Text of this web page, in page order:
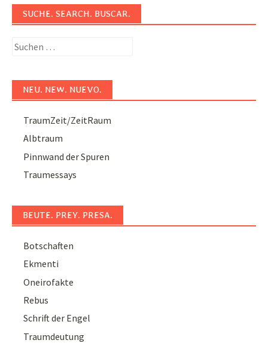
SUCHE. SEARCH. BUSCAR.
Suchen
NEU. NEW. NUEVO.
TraumZeit/ZeitRaum
Albtraum
Pinnwand der Spuren
Traumessays
BEUTE. PREY. PRESA.
Botschaften
Ekmenti
Oneirofakte
Rebus
Schrift der Engel
Traumdeutung